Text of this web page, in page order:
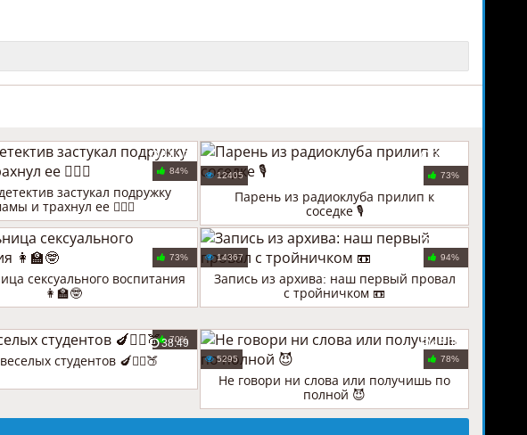
84%
застукал подружку
и трахнул ее 🕵️‍♂️🍑
31:10
12405 73%
Парень из радиоклуба прилип к
соседке 🎙️
30:56
73%
сексуального воспитания
👩‍🏫🤓
14367 94%
Запись из архива: наш первый провал
с тройничком 📼
70%
студентов 🍆🧛‍♀️🍑
38:49
5295 78%
Не говори ни слова или получишь по
полной 😈
43:06